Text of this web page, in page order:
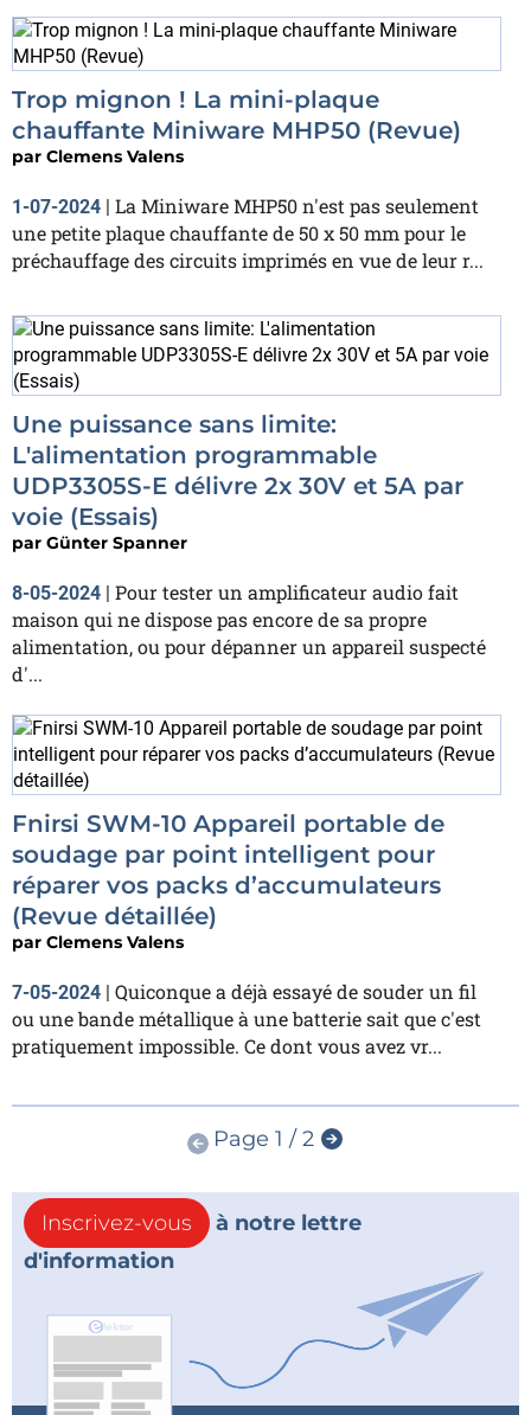
Trop mignon ! La mini-plaque
chauffante Miniware MHP50 (Revue)
par Clemens Valens
1-07-2024 | La Miniware MHP50 n'est pas seulement
une petite plaque chauffante de 50 x 50 mm pour le
préchauffage des circuits imprimés en vue de leur r...
Une puissance sans limite:
L'alimentation programmable
UDP3305S-E délivre 2x 30V et 5A par
voie (Essais)
par Günter Spanner
8-05-2024 | Pour tester un amplificateur audio fait
maison qui ne dispose pas encore de sa propre
alimentation, ou pour dépanner un appareil suspecté
d'...
Fnirsi SWM-10 Appareil portable de
soudage par point intelligent pour
réparer vos packs d’accumulateurs
(Revue détaillée)
par Clemens Valens
7-05-2024 | Quiconque a déjà essayé de souder un fil
ou une bande métallique à une batterie sait que c'est
pratiquement impossible. Ce dont vous avez vr...
Page 1 / 2
Inscrivez-vous
à notre lettre
d'information